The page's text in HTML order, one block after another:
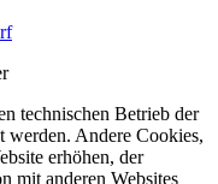
technischen Betrieb der
werden. Andere Cookies,
erhöhen, der
mit anderen Websites